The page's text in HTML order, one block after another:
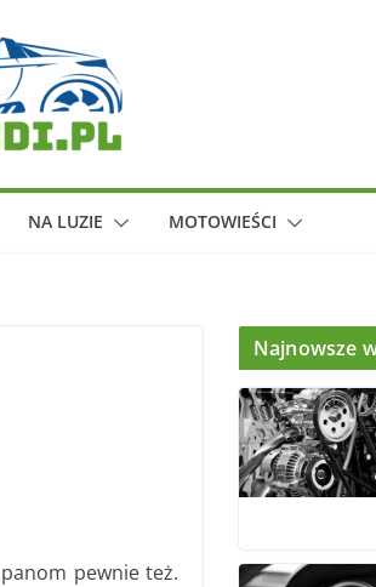
NA LUZIE MOTOWIEŚCI
pewnie też.
Najnowsze